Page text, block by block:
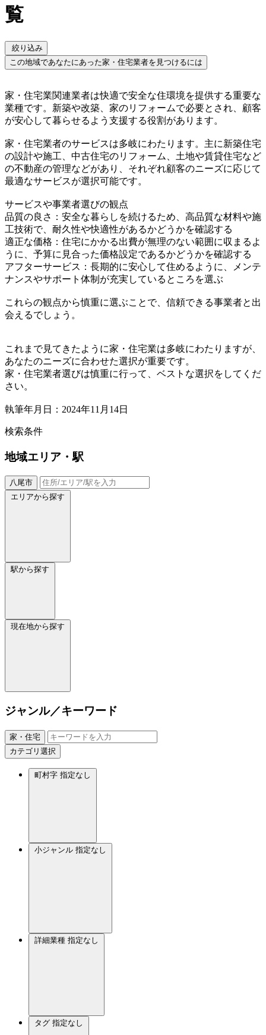
覧
絞り込み
この地域であなたにあった家・住宅業者を見つけるには
家・住宅業関連業者は快適で安全な住環境を提供する重要な
業種です。新築や改築、家のリフォームで必要とされ、顧客
が安心して暮らせるよう支援する役割があります。
家・住宅業者のサービスは多岐にわたります。主に新築住宅
の設計や施工、中古住宅のリフォーム、土地や賃貸住宅など
の不動産の管理などがあり、それぞれ顧客のニーズに応じて
最適なサービスが選択可能です。
サービスや事業者選びの観点
品質の良さ：安全な暮らしを続けるため、高品質な材料や施
工技術で、耐久性や快適性があるかどうかを確認する
適正な価格：住宅にかかる出費が無理のない範囲に収まるよ
うに、予算に見合った価格設定であるかどうかを確認する
アフターサービス：長期的に安心して住めるように、メンテ
ナンスやサポート体制が充実しているところを選ぶ
これらの観点から慎重に選ぶことで、信頼できる事業者と出
会えるでしょう。
これまで見てきたように家・住宅業は多岐にわたりますが、
あなたのニーズに合わせた選択が重要です。
家・住宅業者選びは慎重に行って、ベストな選択をしてくだ
さい。
執筆年月日：2024年11月14日
検索条件
地域エリア・駅
八尾市
エリアから探す
駅から探す
現在地から探す
ジャンル／キーワード
家・住宅
カテゴリ選択
町村字 指定なし
小ジャンル 指定なし
詳細業種 指定なし
タグ 指定なし